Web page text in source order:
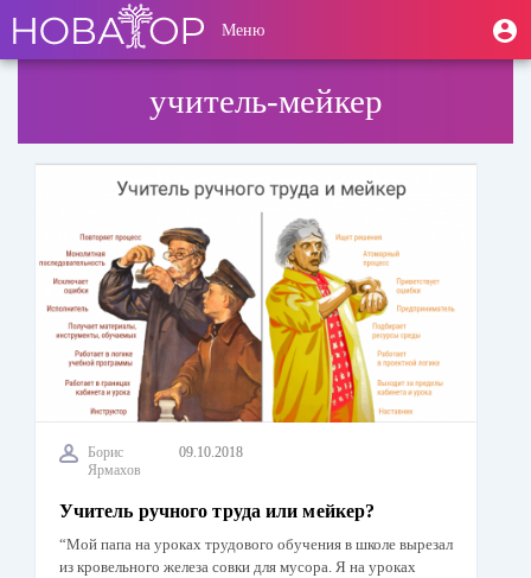
основному
User
account
Меню
учитель-мейкер
Борис
Ярмахов
09.10.2018
Учитель ручного труда или мейкер?
“Мой папа на уроках трудового обучения в школе вырезал
из кровельного железа совки для мусора. Я на уроках